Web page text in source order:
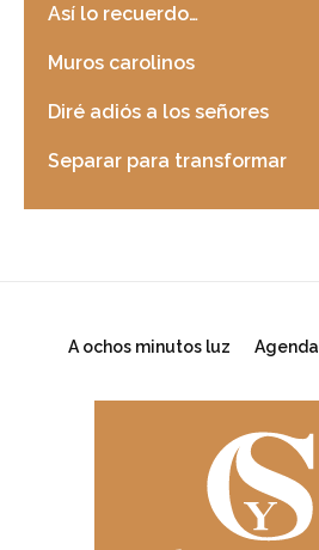
Así lo recuerdo…
Muros carolinos
Diré adiós a los señores
Separar para transformar
A ochos minutos luz Agenda